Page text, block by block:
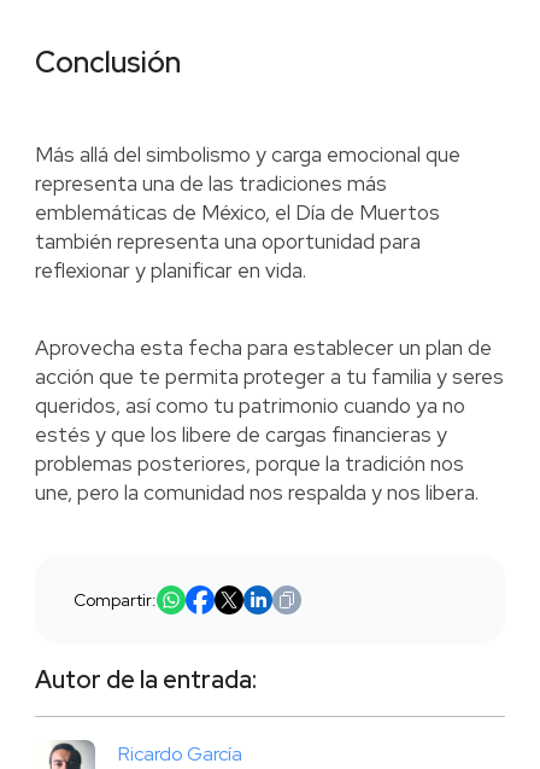
Conclusión
Más allá del simbolismo y carga emocional que
representa una de las tradiciones más
emblemáticas de México, el Día de Muertos
también representa una oportunidad para
reflexionar y planificar en vida.
Aprovecha esta fecha para establecer un plan de
acción que te permita proteger a tu familia y seres
queridos, así como tu patrimonio cuando ya no
estés y que los libere de cargas financieras y
problemas posteriores, porque la tradición nos
une, pero la comunidad nos respalda y nos libera.
Compartir:
Autor de la entrada:
Ricardo García